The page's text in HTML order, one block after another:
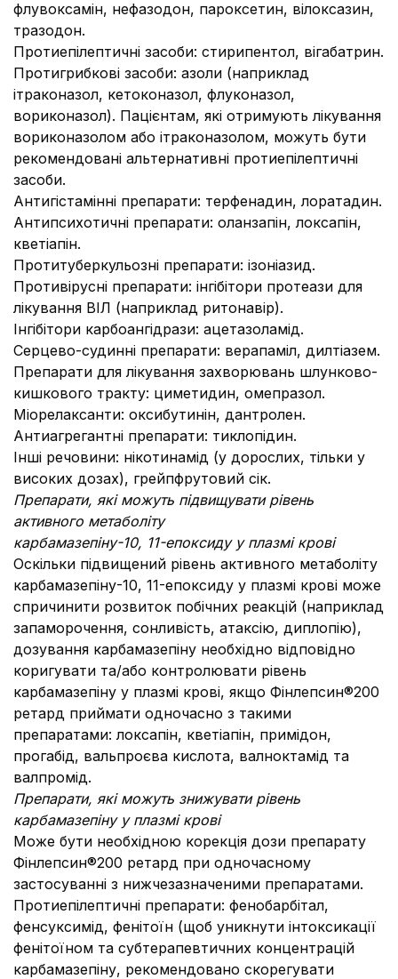
флувоксамін, нефазодон, пароксетин, вілоксазин,
тразодон.
Протиепілептичні засоби: стирипентол, вігабатрин.
Протигрибкові засоби: азоли (наприклад
ітраконазол, кетоконазол, флуконазол,
вориконазол). Пацієнтам, які отримують лікування
вориконазолом або ітраконазолом, можуть бути
рекомендовані альтернативні протиепілептичні
засоби.
Антигістамінні препарати: терфенадин, лоратадин.
Антипсихотичні препарати: оланзапін, локсапін,
кветіапін.
Протитуберкульозні препарати: ізоніазид.
Противірусні препарати: інгібітори протеази для
лікування ВІЛ (наприклад ритонавір).
Інгібітори карбоангідрази: ацетазоламід.
Серцево-судинні препарати: верапаміл, дилтіазем.
Препарати для лікування захворювань шлунково-
кишкового тракту: циметидин, омепразол.
Міорелаксанти: оксибутинін, дантролен.
Антиагрегантні препарати: тиклопідин.
Інші речовини: нікотинамід (у дорослих, тільки у
високих дозах), грейпфрутовий сік.
Препарати, які можуть підвищувати рівень
активного метаболіту
карбамазепіну-10, 11-епоксиду у плазмі крові
Оскільки підвищений рівень активного метаболіту
карбамазепіну-10, 11-епоксиду у плазмі крові може
спричинити розвиток побічних реакцій (наприклад
запаморочення, сонливість, атаксію, диплопію),
дозування карбамазепіну необхідно відповідно
коригувати та/або контролювати рівень
карбамазепіну у плазмі крові, якщо Фінлепсин®200
ретард приймати одночасно з такими
препаратами: локсапін, кветіапін, примідон,
прогабід, вальпроєва кислота, валноктамід та
валпромід.
Препарати, які можуть знижувати рівень
карбамазепіну у плазмі крові
Може бути необхідною корекція дози препарату
Фінлепсин®200 ретард при одночасному
застосуванні з нижчезазначеними препаратами.
Протиепілептичні препарати: фенобарбітал,
фенсуксимід, фенітоїн (щоб уникнути інтоксикації
фенітоїном та субтерапевтичних концентрацій
карбамазепіну, рекомендовано скорегувати